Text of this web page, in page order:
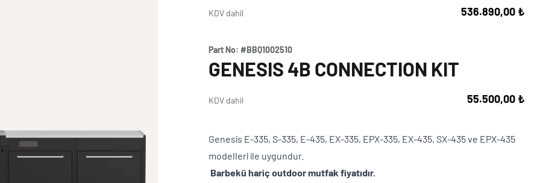
KDV dahil 536.890,00 ₺
Part No:#BBQ1002510
GENESIS 4B CONNECTION KIT
KDV dahil 55.500,00 ₺
Genesis E-335, S-335, E-435, EX-335, EPX-335, EX-435, SX-435 ve EPX-435
modelleri ile uygundur.
Barbekü hariç outdoor mutfak fiyatıdır.